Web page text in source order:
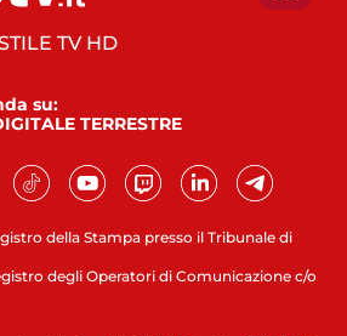
della Stampa presso il Tribunale di
degli Operatori di Comunicazione c/o
TV HD
su:
TERRESTRE